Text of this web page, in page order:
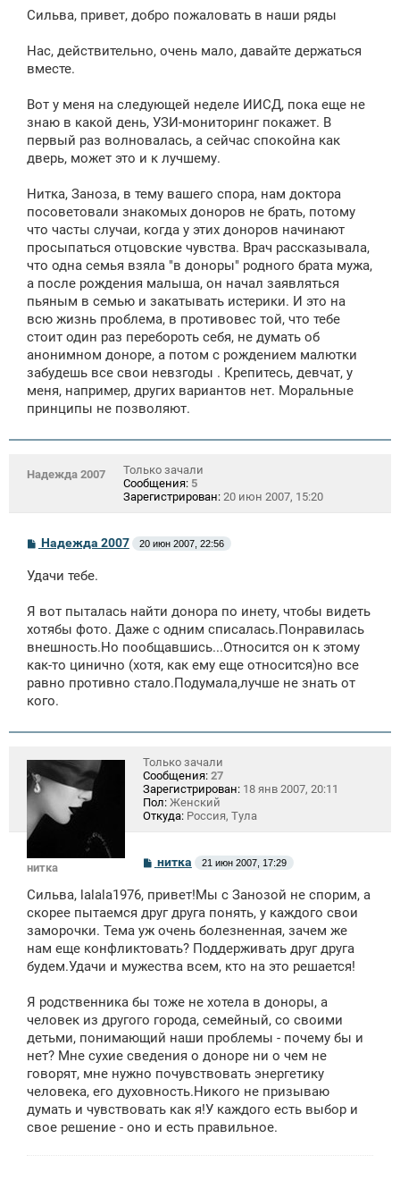
б
н
и
Сильва, привет, добро пожаловать в наши ряды
Нас, действительно, очень мало, давайте держаться
вместе.
Вот у меня на следующей неделе ИИСД, пока еще не
знаю в какой день, УЗИ-мониторинг покажет. В
первый раз волновалась, а сейчас спокойна как
дверь, может это и к лучшему.
Нитка, Заноза, в тему вашего спора, нам доктора
посоветовали знакомых доноров не брать, потому
что часты случаи, когда у этих доноров начинают
просыпаться отцовские чувства. Врач рассказывала,
что одна семья взяла "в доноры" родного брата мужа,
а после рождения малыша, он начал заявляться
пьяным в семью и закатывать истерики. И это на
всю жизнь проблема, в противовес той, что тебе
стоит один раз перебороть себя, не думать об
анонимном доноре, а потом с рождением малютки
забудешь все свои невзгоды . Крепитесь, девчат, у
меня, например, других вариантов нет. Моральные
принципы не позволяют.
Надежда 2007
Только зачали
Сообщения: 5
Зарегистрирован: 20 июн 2007, 15:20
С
о
б
н
и
Надежда 2007 20 июн 2007, 22:56
Удачи тебе.
Я вот пыталась найти донора по инету, чтобы видеть
хотябы фото. Даже с одним списалась.Понравилась
внешность.Но пообщавшись...Относится он к этому
как-то цинично (хотя, как ему еще относится)но все
равно противно стало.Подумала,лучше не знать от
кого.
нитка
Только зачали
Сообщения: 27
Зарегистрирован: 18 янв 2007, 20:11
Пол: Женский
Откуда: Россия, Тула
С
о
б
щ
е
н
и
нитка 21 июн 2007, 17:29
Сильва, lalala1976, привет!Мы с Занозой не спорим, а
скорее пытаемся друг друга понять, у каждого свои
заморочки. Тема уж очень болезненная, зачем же
нам еще конфликтовать? Поддерживать друг друга
будем.Удачи и мужества всем, кто на это решается!
Я родственника бы тоже не хотела в доноры, а
человек из другого города, семейный, со своими
детьми, понимающий наши проблемы - почему бы и
нет? Мне сухие сведения о доноре ни о чем не
говорят, мне нужно почувствовать энергетику
человека, его духовность.Никого не призываю
думать и чувствовать как я!У каждого есть выбор и
свое решение - оно и есть правильное.